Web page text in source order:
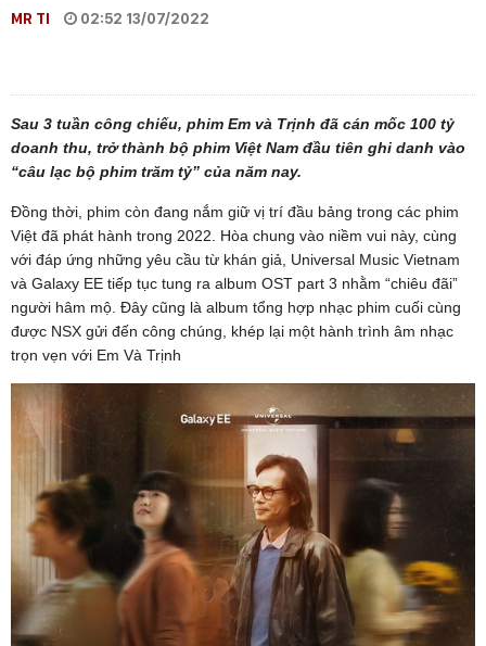
MR TI 02:52 13/07/2022
Sau 3 tuần công chiếu, phim Em và Trịnh đã cán mốc 100 tỷ
doanh thu, trở thành bộ phim Việt Nam đầu tiên ghi danh vào
“câu lạc bộ phim trăm tỷ” của năm nay.
Đồng thời, phim còn đang nắm giữ vị trí đầu bảng trong các phim
Việt đã phát hành trong 2022. Hòa chung vào niềm vui này, cùng
với đáp ứng những yêu cầu từ khán giả, Universal Music Vietnam
và Galaxy EE tiếp tục tung ra album OST part 3 nhằm “chiêu đãi”
người hâm mộ. Đây cũng là album tổng hợp nhạc phim cuối cùng
được NSX gửi đến công chúng, khép lại một hành trình âm nhạc
trọn vẹn với Em Và Trịnh